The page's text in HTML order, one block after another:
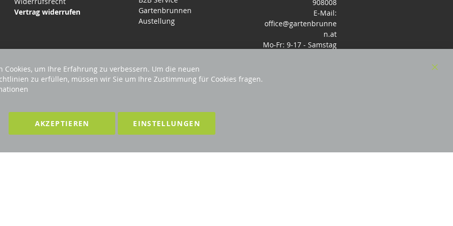
Vertrag widerrufen
Gartenbrunnen
Austellung
908008
E-Mail:
office@gartenbrunne
n.at
Mo-Fr: 9-17 - Samstag
Cookies, um Ihre Erfahrung zu verbessern. Um die neuen
zu erfüllen, müssen wir Sie um Ihre Zustimmung für Cookies fragen.
AKZEPTIEREN EINSTELLUNGEN